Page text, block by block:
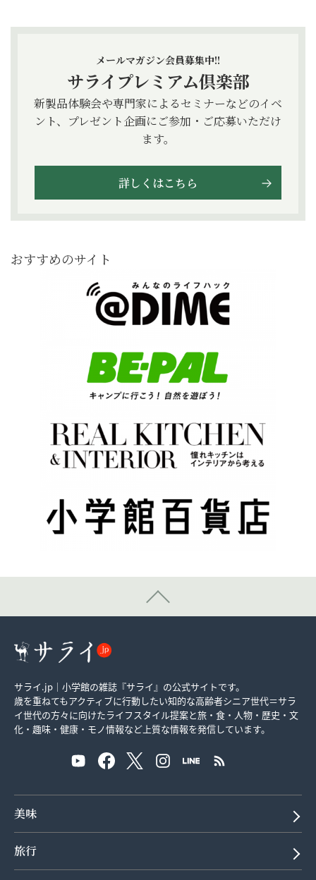
メールマガジン会員募集中!!
サライプレミアム倶楽部
新製品体験会や専門家によるセミナーなどのイベ
ント、プレゼント企画にご参加・ご応募いただけ
ます。
詳しくはこちら
おすすめのサイト
サライ.jp｜小学館の雑誌『サライ』の公式サイトです。
歳を重ねてもアクティブに行動したい知的な高齢者シニア世代＝サラ
イ世代の方々に向けたライフスタイル提案と旅・食・人物・歴史・文
化・趣味・健康・モノ情報など上質な情報を発信しています。
美味
旅行